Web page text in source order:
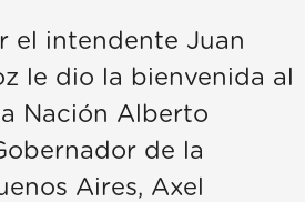
el intendente Juan
le dio la bienvenida al
Nación Alberto
de la
Aires, Axel